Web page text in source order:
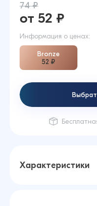
Характеристики
74 ₽
от 52 ₽
Информация о ценах:
Bronze
52 ₽